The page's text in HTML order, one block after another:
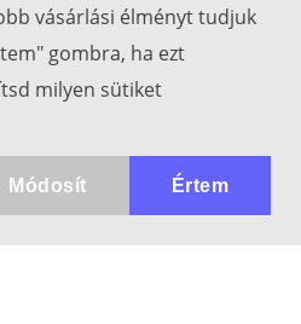
vásárlási élményt tudjuk
gombra, ha ezt
milyen sütiket
Értem
Módosít